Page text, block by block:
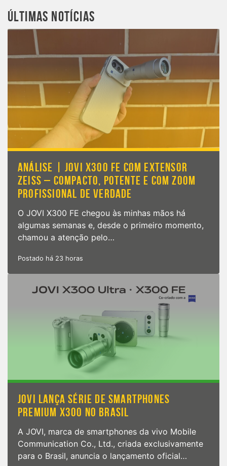
ÚLTIMAS NOTÍCIAS
ANÁLISE | JOVI X300 FE COM EXTENSOR
ZEISS – COMPACTO, POTENTE E COM ZOOM
PROFISSIONAL DE VERDADE
O JOVI X300 FE chegou às minhas mãos há
algumas semanas e, desde o primeiro momento,
chamou a atenção pelo…
Postado há 23 horas
JOVI LANÇA SÉRIE DE SMARTPHONES
PREMIUM X300 NO BRASIL
A JOVI, marca de smartphones da vivo Mobile
Communication Co., Ltd., criada exclusivamente
para o Brasil, anuncia o lançamento oficial…